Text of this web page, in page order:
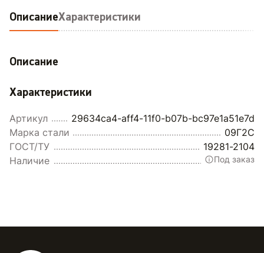
ОписаниеХарактеристики
Описание
Характеристики
Артикул
29634ca4-aff4-11f0-b07b-bc97e1a51e7d
Марка стали
09Г2С
ГОСТ/ТУ
19281-2104
Наличие
Под заказ